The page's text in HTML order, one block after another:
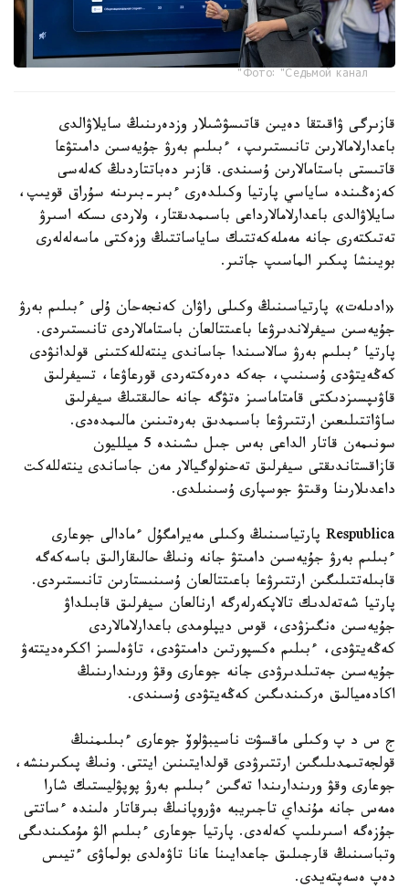
Фото: "Седьмой канал"
قازىرگى ۋاقىتقا دەيىن قاتىسۋشىلار وزدەرىنىڭ سايلاۋالدى
باعدارلامالارىن تانىستىرىپ، ءبىلىم بەرۋ جۇيەسىن دامىتۋعا
قاتىستى باستامالارىن ۇسىندى. قازىر دەباتتاردىڭ كەلەسى
كەزەڭىندە ساياسي پارتيا وكىلدەرى ءبىر-بىرىنە سۇراق قويىپ،
سايلاۋالدى باعدارلامالارداعى باسىمدىقتار، ولاردى ىسكە اسىرۋ
تەتىكتەرى جانە مەملەكەتتىك ساياساتتىڭ وزەكتى ماسەلەلەرى
بويىنشا پىكىر الماسىپ جاتىر.
«ادىلەت» پارتياسىنىڭ وكىلى راۋان كەنجەحان ۇلى ءبىلىم بەرۋ
جۇيەسىن سيفرلاندىرۋعا باعىتتالعان باستامالاردى تانىستىردى.
پارتيا ءبىلىم بەرۋ سالاسىندا جاساندى ينتەللەكتىنى قولدانۋدى
كەڭەيتۋدى ۇسىنىپ، جەكە دەرەكتەردى قورعاۋعا، تسيفرلىق
قاۋىپسىزدىكتى قامتاماسىز ەتۋگە جانە حالىقتىڭ سيفرلىق
ساۋاتتىلىعىن ارتتىرۋعا باسىمدىق بەرەتىنىن مالىمدەدى.
سونىمەن قاتار الداعى بەس جىل ىشىندە 5 ميلليون
قازاقستاندىقتى سيفرلىق تەحنولوگيالار مەن جاساندى ينتەللەكت
داعدىلارىنا وقىتۋ جوسپارى ۇسىنىلدى.
Respublica پارتياسىنىڭ وكىلى مەيرامگۇل ءمادالى جوعارى
ءبىلىم بەرۋ جۇيەسىن دامىتۋ جانە ونىڭ حالىقارالىق باسەكەگە
قابىلەتتىلىگىن ارتتىرۋعا باعىتتالعان ۇسىنىستارىن تانىستىردى.
پارتيا شەتەلدىك تالاپكەرلەرگە ارنالعان سيفرلىق قابىلداۋ
جۇيەسىن ەنگىزۋدى، قوس ديپلومدى باعدارلامالاردى
كەڭەيتۋدى، ءبىلىم ەكسپورتىن دامىتۋدى، تاۋەلسىز اككرەديتتەۋ
جۇيەسىن جەتىلدىرۋدى جانە جوعارى وقۋ ورىندارىنىڭ
اكادەميالىق ەركىندىگىن كەڭەيتۋدى ۇسىندى.
ج س د پ وكىلى ماقسۋت ناسيبۋلوۆ جوعارى ءبىلىمنىڭ
قولجەتىمدىلىگىن ارتتىرۋدى قولدايتىنىن ايتتى. ونىڭ پىكىرىنشە،
جوعارى وقۋ ورىندارىندا تەگىن ءبىلىم بەرۋ پوپۋليستىك شارا
ەمەس جانە مۇنداي تاجىريبە ەۋروپانىڭ بىرقاتار ەلىندە ءساتتى
جۇزەگە اسىرىلىپ كەلەدى. پارتيا جوعارى ءبىلىم الۋ مۇمكىندىگى
وتباسىنىڭ قارجىلىق جاعدايىنا عانا تاۋەلدى بولماۋى ءتيىس
دەپ ەسەپتەيدى.